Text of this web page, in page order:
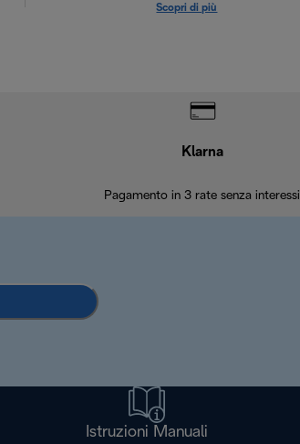
Scopri di più
Klarna
Pagamento in 3 rate senza interessi
Istruzioni Manuali